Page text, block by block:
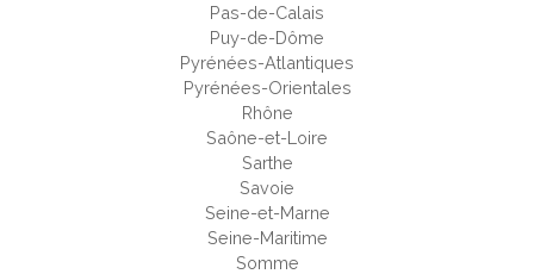
Pas-de-Calais
Puy-de-Dôme
Pyrénées-Atlantiques
Pyrénées-Orientales
Rhône
Saône-et-Loire
Sarthe
Savoie
Seine-et-Marne
Seine-Maritime
Somme